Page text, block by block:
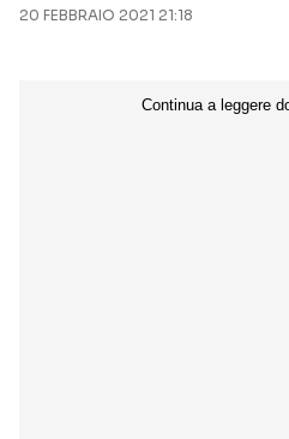
20 FEBBRAIO 2021 21:18